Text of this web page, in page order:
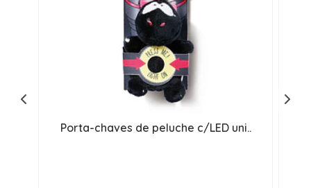
Porta-chaves de peluche c/LED uni..